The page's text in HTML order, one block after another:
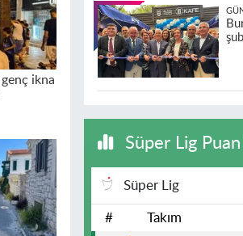
ikna
Süper Lig
Süper Lig
# Takım